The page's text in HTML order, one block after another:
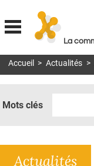
La
MON COMPTE
DOSSIERS
Accueil > Actualités >
Mots clés
Actualités